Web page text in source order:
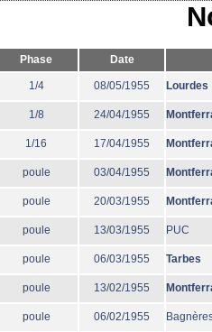
Phase Date
1/4 08/05/1955 Lourdes
1/8 24/04/1955
1/16 17/04/1955
poule 03/04/1955
poule 20/03/1955
poule 13/03/1955 PUC
poule 06/03/1955 Tarbes
poule 13/02/1955
poule 06/02/1955